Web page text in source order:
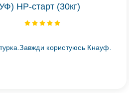
НР-старт (30кг)
користуюсь Кнауф.